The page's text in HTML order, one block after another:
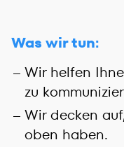
Was wir tun:
Wir helfen
zu
Wir decken
oben haben.